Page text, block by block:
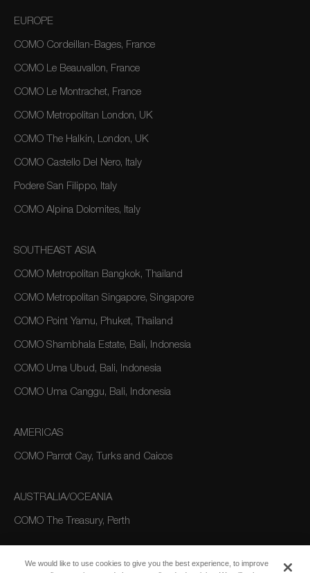
EUROPE
COMO Cordeillan-Bages, France
COMO Le Beauvallon, France
COMO Le Montrachet, France
COMO Metropolitan London, UK
COMO The Halkin, London, UK
COMO Castello Del Nero, Italy
Podere San Filippo, Italy
COMO Alpina Dolomites, Italy
SOUTHEAST ASIA
COMO Metropolitan Bangkok, Thailand
COMO Metropolitan Singapore, Singapore
COMO Point Yamu, Phuket, Thailand
COMO Shambhala Estate, Bali, Indonesia
COMO Uma Ubud, Bali, Indonesia
COMO Uma Canggu, Bali, Indonesia
AMERICAS
COMO Parrot Cay, Turks and Caicos
AUSTRALIA/OCEANIA
COMO The Treasury, Perth
We would like to use cookies to give you the best experience, to improve